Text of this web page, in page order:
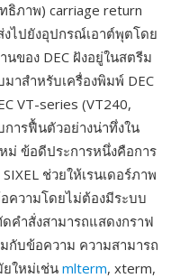
ธิภาพ) carriage return
งไปยังอุปกรณ์เอาต์พุตโดย
ของ DEC ฝังอยู่ในสตรีม
าสำหรับเครื่องพิมพ์ DEC
VT-series (VT240,
การฟื้นตัวอย่างน่าทึ่งใน
ม่ ข้อดีประการหนึ่งคือการ
ช่วยให้เรนเดอร์ภาพ
ความโดยไม่ต้องมีระบบ
คำสั่งสามารถแสดงกราฟ
กับข้อความ ความสามารถ
ใหม่เช่นmlterm, xterm,